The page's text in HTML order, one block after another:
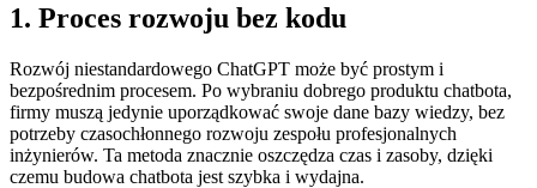
1. Proces rozwoju bez kodu
Rozwój niestandardowego ChatGPT może być prostym i
bezpośrednim procesem. Po wybraniu dobrego produktu chatbota,
firmy muszą jedynie uporządkować swoje dane bazy wiedzy, bez
potrzeby czasochłonnego rozwoju zespołu profesjonalnych
inżynierów. Ta metoda znacznie oszczędza czas i zasoby, dzięki
czemu budowa chatbota jest szybka i wydajna.